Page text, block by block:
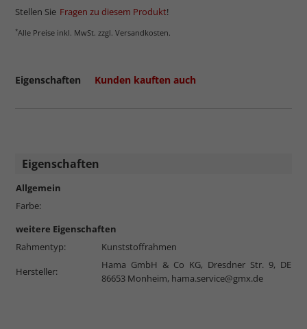
Stellen Sie Fragen zu diesem Produkt!
*Alle Preise inkl. MwSt. zzgl. Versandkosten.
Eigenschaften Kunden kauften auch
Eigenschaften
Allgemein
Farbe:
weitere Eigenschaften
Rahmentyp:
Kunststoffrahmen
Hersteller:
Hama GmbH & Co KG, Dresdner Str. 9, DE
86653 Monheim, hama.service@gmx.de